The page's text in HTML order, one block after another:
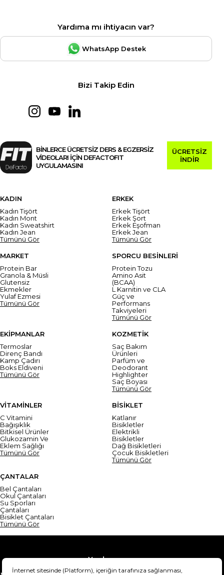
Yardıma mı ihtiyacın var?
WhatsApp Destek
Bizi Takip Edin
BİNLERCE ÜCRETSİZ DERS & EGZERSİZ
VİDEOLARI İÇİN DEFACTOFIT
UYGULAMASINI
ÜCRETSİZ
İNDİR
KADIN
Kadın Tişört
Kadın Mont
Kadın Sweatshirt
Kadın Jean
Tümünü Gör
ERKEK
Erkek Tişört
Erkek Şort
Erkek Eşofman
Erkek Jean
Tümünü Gör
MARKET
Protein Bar
Granola & Müsli
Glutensiz
Ekmekler
Yulaf Ezmesi
Tümünü Gör
SPORCU BESİNLERİ
Protein Tozu
Amino Asit
(BCAA)
L Karnitin ve CLA
Güç ve
Performans
Takviyeleri
Tümünü Gör
EKİPMANLAR
Termoslar
Direnç Bandı
Kamp Çadırı
Boks Eldiveni
Tümünü Gör
KOZMETİK
Saç Bakım
Ürünleri
Parfüm ve
Deodorant
Highlighter
Saç Boyası
Tümünü Gör
VİTAMİNLER
C Vitamini
Bağışıklık
Bitkisel Ürünler
Glukozamin Ve
Eklem Sağlığı
Tümünü Gör
BİSİKLET
Katlanır
Bisikletler
Elektrikli
Bisikletler
Dağ Bisikletleri
Çocuk Bisikletleri
Tümünü Gör
ÇANTALAR
Bel Çantaları
Okul Çantaları
Su Sporları
Çantaları
Bisiklet Çantaları
Tümünü Gör
Yardım